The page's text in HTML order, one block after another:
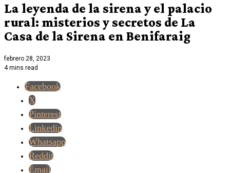
La leyenda de la sirena y el palacio
rural: misterios y secretos de La
Casa de la Sirena en Benifaraig
febrero 28, 2023
4 mins read
Facebook
X
Pinterest
Linkedin
Whatsapp
Reddit
Email